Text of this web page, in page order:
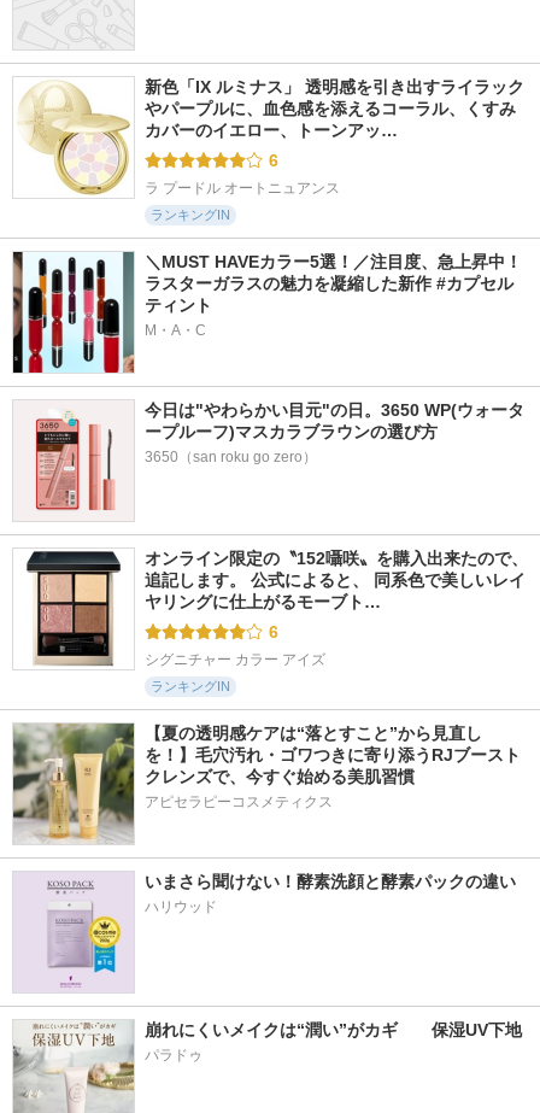
新色「IX ルミナス」 透明感を引き出すライラック
やパープルに、血色感を添えるコーラル、くすみ
カバーのイエロー、トーンアッ…
6
ラ プードル オートニュアンス
ランキングIN
＼MUST HAVEカラー5選！／注目度、急上昇中！
ラスターガラスの魅力を凝縮した新作 #カプセル
ティント
M・A・C
今日は"やわらかい目元"の日。3650 WP(ウォータ
ープルーフ)マスカラブラウンの選び方
3650（san roku go zero）
オンライン限定の〝152囁咲〟を購入出来たので、
追記します。 公式によると、 同系色で美しいレイ
ヤリングに仕上がるモーブト…
6
シグニチャー カラー アイズ
ランキングIN
【夏の透明感ケアは“落とすこと”から見直し
を！】毛穴汚れ・ゴワつきに寄り添うRJブースト
クレンズで、今すぐ始める美肌習慣
アピセラピーコスメティクス
いまさら聞けない！酵素洗顔と酵素パックの違い
ハリウッド
崩れにくいメイクは“潤い”がカギ　　保湿UV下地
パラドゥ